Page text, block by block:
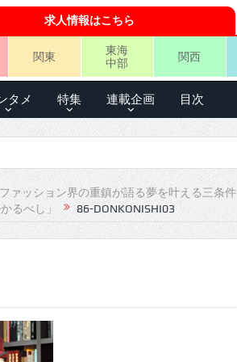
求人情報はこちら
関東
東海
中部
関西
タメ 特集 連載企画 目次
ァッション界の重鎮が語る夢を叶える三条件
るべし」
86-DONKONISHI03